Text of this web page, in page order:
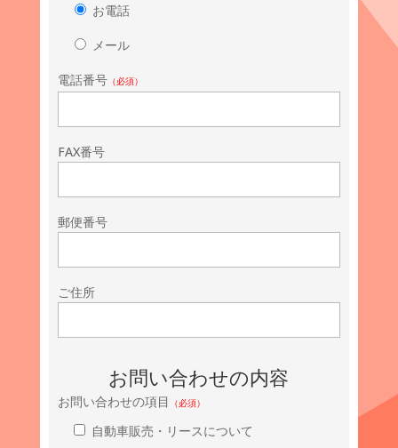
お電話
メール
電話番号（必須）
FAX番号
郵便番号
ご住所
お問い合わせの内容
お問い合わせの項目 （必須）
自動車販売・リースについて